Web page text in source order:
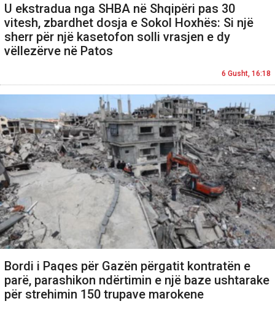
U ekstradua nga SHBA në Shqipëri pas 30
vitesh, zbardhet dosja e Sokol Hoxhës: Si një
sherr për një kasetofon solli vrasjen e dy
vëllezërve në Patos
6 Gusht, 16:18
Bordi i Paqes për Gazën përgatit kontratën e
parë, parashikon ndërtimin e një baze ushtarake
për strehimin 150 trupave marokene